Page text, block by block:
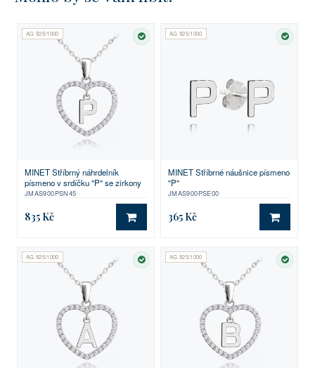
AG 925/1000
SKLADEM
MINET Stříbrný náhrdelník
písmeno v srdíčku "P" se zirkony
JMAS900PSN45
835 Kč DO KOŠÍKU
AG 925/1000
MINET Stříbrné náušnice písmeno
"P"
JMAS900PSE00
365 Kč DO
AG 925/1000
SKLADEM
AG 925/1000